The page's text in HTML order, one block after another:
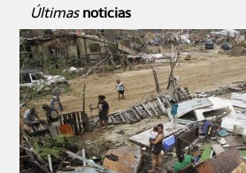
Últimas noticias